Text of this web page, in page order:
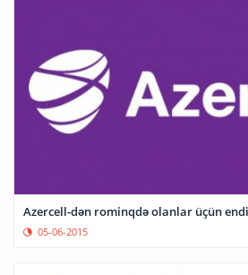
Azercell-dən rominqdə olanlar üçün
05-06-2015